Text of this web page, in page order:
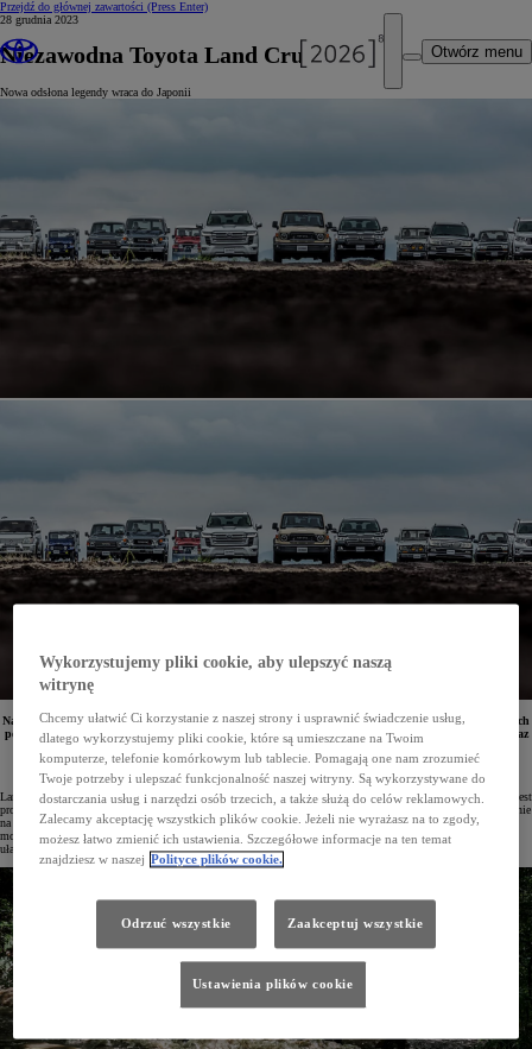
Przejdź do głównej zawartości (Press Enter)
Otwórz menu
28 grudnia 2023
Niezawodna Toyota Land Cruiser 70
Nowa odsłona legendy wraca do Japonii
Na japoński rynek wraca Toyota Land Cruiser 70. Stworzony do jazdy w najtrudniejszych warunkach
pojazd będzie wyposażony w mocny turbodoładowany silnik Diesla, udoskonalony układ jezdny oraz
najnowsze systemy bezpieczeństwa i wsparcia kierowcy.
Land Cruiser z serii 70 po raz pierwszy został zaprezentowany przez Toyotę w 1984 roku i z modyfikacjami jest
produkowana do dziś, nie raz dowodząc swojej trwałości i niezawodności. Legendarny samochód wraca obecnie
na rynek japoński wyposażony w mocny, turbodoładowany silnik Diesla, znany z dostępnych w Europie
modeli Hilux i Land Cruiser 250. Dodać do tego należy udoskonalony układ jezdny i nowoczesne systemy
ułatwiające jazdę po bezdrożach.
Wykorzystujemy pliki cookie, aby ulepszyć naszą
witrynę
Chcemy ułatwić Ci korzystanie z naszej strony i usprawnić świadczenie usług,
dlatego wykorzystujemy pliki cookie, które są umieszczane na Twoim
komputerze, telefonie komórkowym lub tablecie. Pomagają one nam zrozumieć
Twoje potrzeby i ulepszać funkcjonalność naszej witryny. Są wykorzystywane do
dostarczania usług i narzędzi osób trzecich, a także służą do celów reklamowych.
Zalecamy akceptację wszystkich plików cookie. Jeżeli nie wyrażasz na to zgody,
możesz łatwo zmienić ich ustawienia. Szczegółowe informacje na ten temat
znajdziesz w naszej Polityce plików cookie.
Odrzuć wszystkie Zaakceptuj wszystkie
Ustawienia plików cookie